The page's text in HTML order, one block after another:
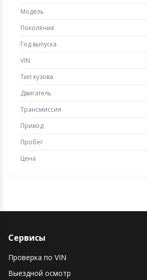
Модель
Поколение
Год выпуска
VIN
Тип кузова
Двигатель
Трансмиссия
Привод
Пробег
Цена
Сервисы
Проверка по VIN
Выездной осмотр